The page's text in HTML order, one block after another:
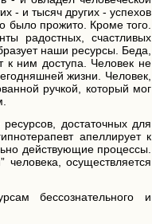
- и тысяч других - успехов
было прожито. Кроме того.
радостных, счастливых
наши ресурсы. Беда,
к ним доступа. Человек не
жизни. Человек,
ручкой, который мог
достаточных для
апеллирует к
действующие процессы.
человека, осуществляется
бессознательного и